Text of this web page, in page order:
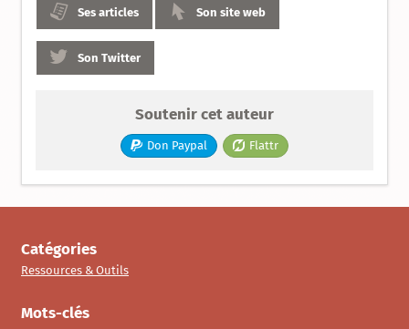
Ses articles Son site web
Son Twitter
Soutenir cet auteur
Don Paypal Flattr
Catégories
Ressources & Outils
Mots-clés